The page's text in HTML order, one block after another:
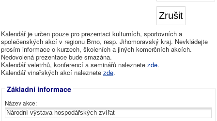
Zrušit
Kalendář je určen pouze pro prezentaci kulturních, sportovních a
společenských akcí v regionu Brno, resp. Jihomoravský kraj. Nevkládejte
prosím informace o kurzech, školeních a jiných komerčních akcích.
Nedovolená prezentace bude smazána.
Kalendář veletrhů, konferencí a seminářů naleznete zde.
Kalendář vinařských akcí naleznete zde.
Základní informace
Název akce: